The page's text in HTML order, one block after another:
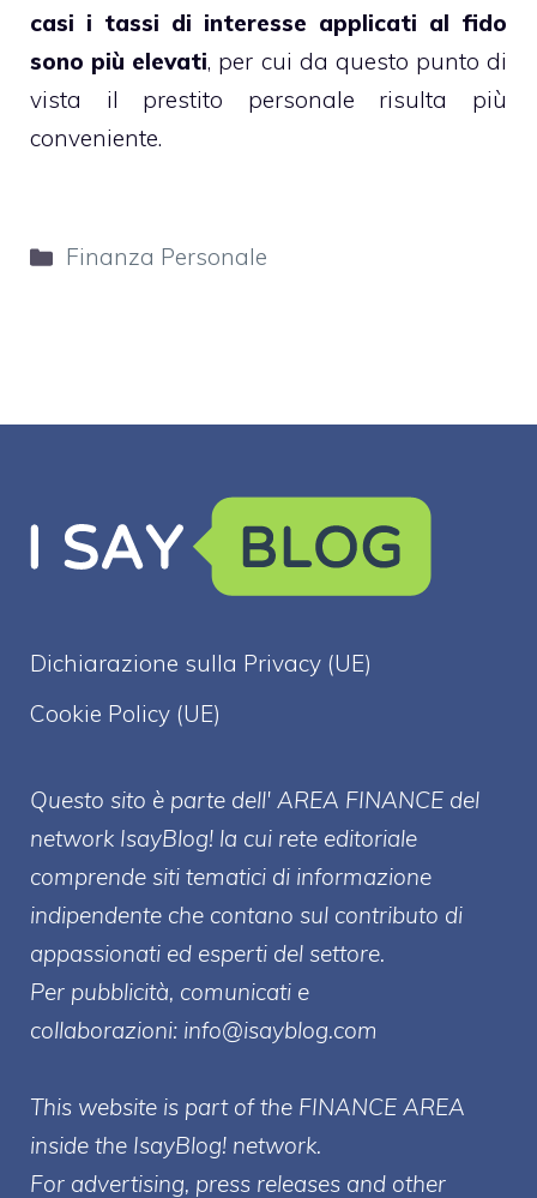
casi i tassi di interesse applicati al fido
sono più elevati, per cui da questo punto di
vista il prestito personale risulta più
conveniente.
Categorie
Finanza Personale
Dichiarazione sulla Privacy (UE)
Cookie Policy (UE)
Questo sito è parte dell' AREA FINANCE del
network IsayBlog! la cui rete editoriale
comprende siti tematici di informazione
indipendente che contano sul contributo di
appassionati ed esperti del settore.
Per pubblicità, comunicati e
collaborazioni: info@isayblog.com
This website is part of the FINANCE AREA
inside the IsayBlog! network.
For advertising, press releases and other